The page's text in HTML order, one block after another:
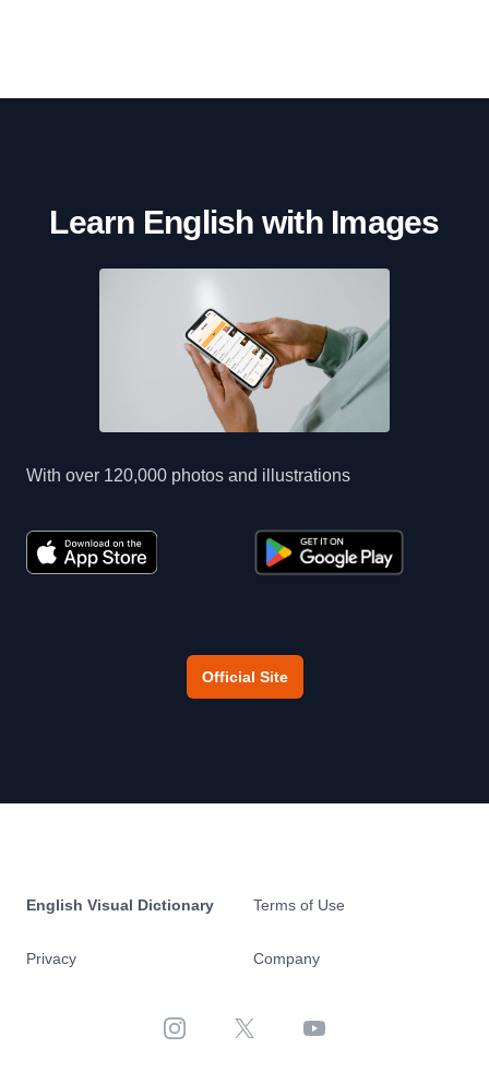
Learn English with Images
With over 120,000 photos and illustrations
Official Site
English Visual Dictionary
Privacy
Terms of Use
Company
Instagram X YouTube